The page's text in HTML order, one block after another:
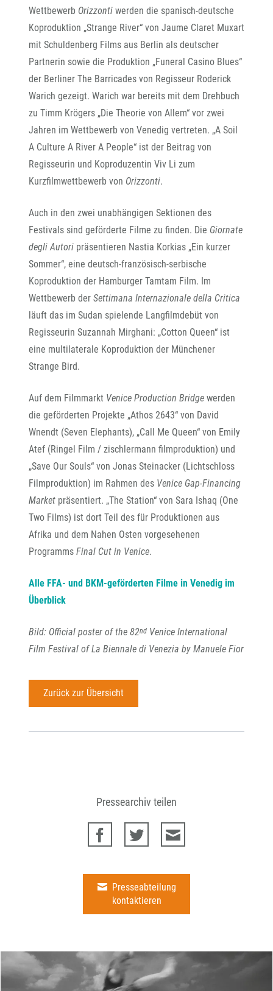
Wettbewerb Orizzonti werden die spanisch-deutsche
Koproduktion „Strange River“ von Jaume Claret Muxart
mit Schuldenberg Films aus Berlin als deutscher
Partnerin sowie die Produktion „Funeral Casino Blues“
der Berliner The Barricades von Regisseur Roderick
Warich gezeigt. Warich war bereits mit dem Drehbuch
zu Timm Krögers „Die Theorie von Allem“ vor zwei
Jahren im Wettbewerb von Venedig vertreten. „A Soil
A Culture A River A People“ ist der Beitrag von
Regisseurin und Koproduzentin Viv Li zum
Kurzfilmwettbewerb von Orizzonti.
Auch in den zwei unabhängigen Sektionen des
Festivals sind geförderte Filme zu finden. Die Giornate
degli Autori präsentieren Nastia Korkias „Ein kurzer
Sommer“, eine deutsch-französisch-serbische
Koproduktion der Hamburger Tamtam Film. Im
Wettbewerb der Settimana Internazionale della Critica
läuft das im Sudan spielende Langfilmdebüt von
Regisseurin Suzannah Mirghani: „Cotton Queen“ ist
eine multilaterale Koproduktion der Münchener
Strange Bird.
Auf dem Filmmarkt Venice Production Bridge werden
die geförderten Projekte „Athos 2643“ von David
Wnendt (Seven Elephants), „Call Me Queen“ von Emily
Atef (Ringel Film / zischlermann filmproduktion) und
„Save Our Souls“ von Jonas Steinacker (Lichtschloss
Filmproduktion) im Rahmen des Venice Gap-Financing
Market präsentiert. „The Station“ von Sara Ishaq (One
Two Films) ist dort Teil des für Produktionen aus
Afrika und dem Nahen Osten vorgesehenen
Programms Final Cut in Venice.
Alle FFA- und BKM-geförderten Filme in Venedig im
Überblick
Bild: Official poster of the 82nd Venice International
Film Festival of La Biennale di Venezia by Manuele Fior
Zurück zur Übersicht
Pressearchiv teilen
Presseabteilung
kontaktieren